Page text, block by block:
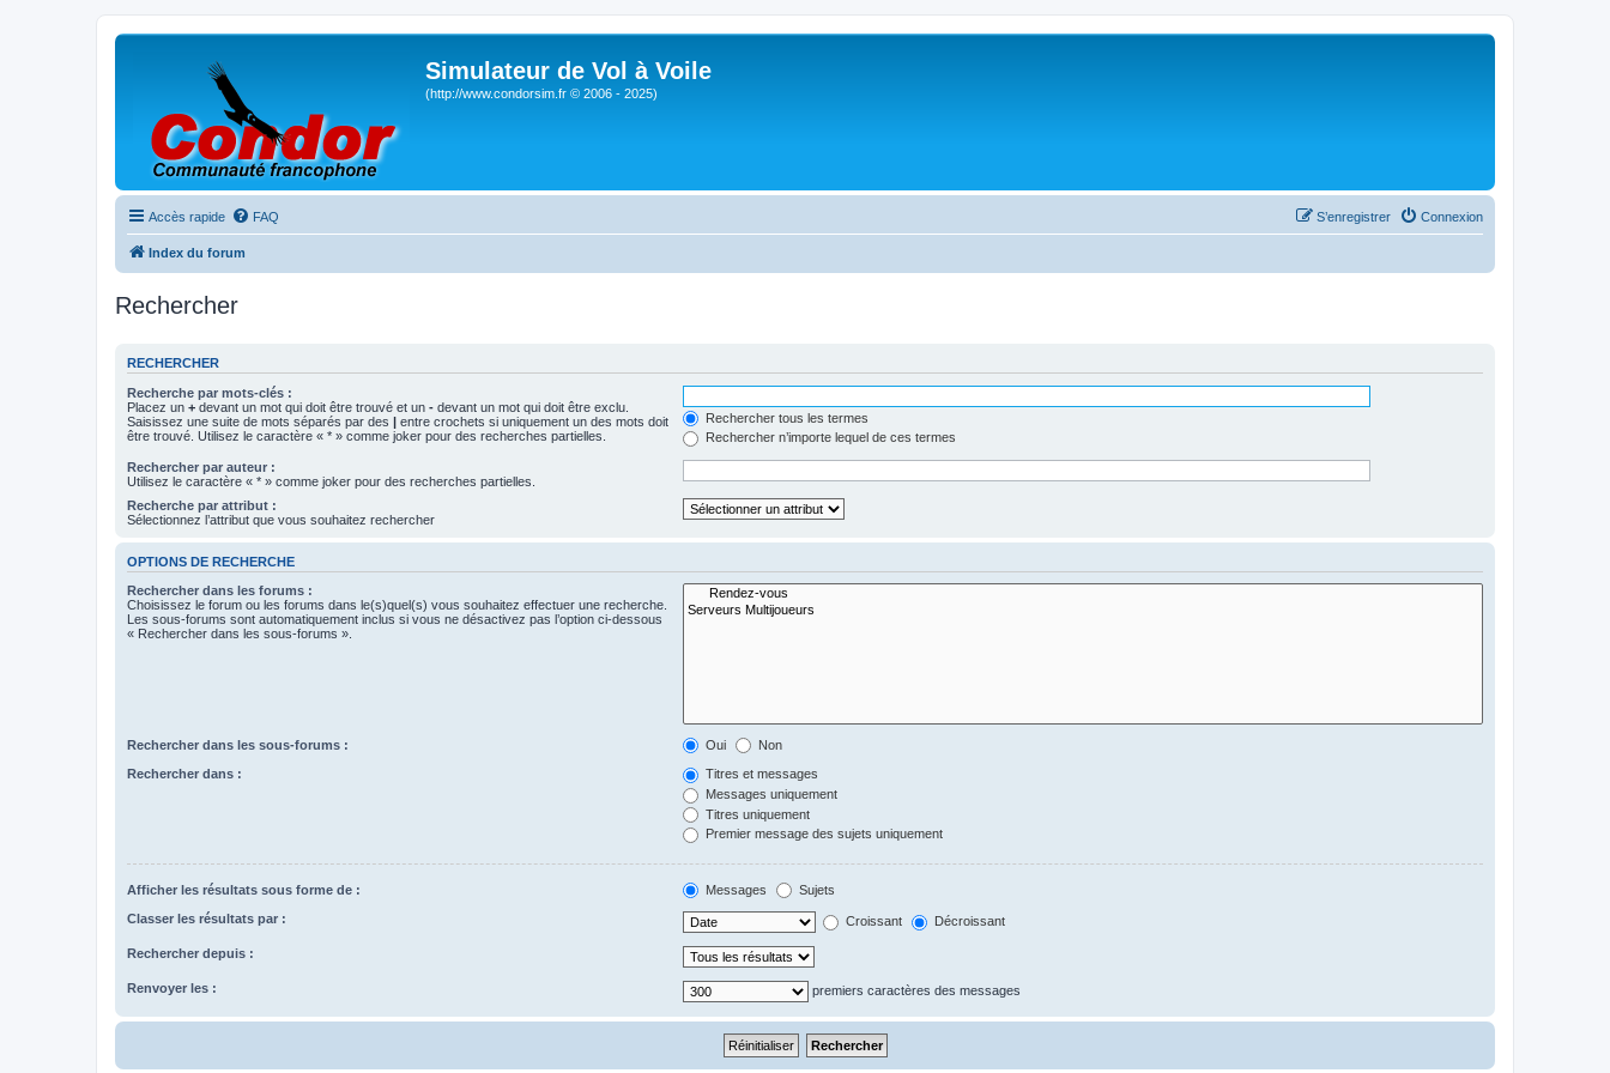
Simulateur de Vol à Voile
(http://www.condorsim.fr © 2006 - 2025)
Accès rapide FAQ Connexion
S’enregistrer
Index du forum
Rechercher
RECHERCHER
Recherche par mots-clés :
Placez un + devant un mot qui doit être trouvé et un - devant un mot qui doit être exclu.
Saisissez une suite de mots séparés par des | entre crochets si uniquement un des mots doit
être trouvé. Utilisez le caractère « * » comme joker pour des recherches partielles.
Rechercher tous les termes
Rechercher n’importe lequel de ces termes
Rechercher par auteur :
Utilisez le caractère « * » comme joker pour des recherches partielles.
Recherche par attribut :
Sélectionnez l’attribut que vous souhaitez rechercher
OPTIONS DE RECHERCHE
Rechercher dans les forums :
Choisissez le forum ou les forums dans le(s)quel(s) vous souhaitez effectuer une recherche.
Les sous-forums sont automatiquement inclus si vous ne désactivez pas l’option ci-dessous
« Rechercher dans les sous-forums ».
Rechercher dans les sous-forums : Oui Non
Rechercher dans :
Titres et messages
Messages uniquement
Titres uniquement
Premier message des sujets uniquement
Afficher les résultats sous forme de : Messages Sujets
Classer les résultats par : Croissant Décroissant
Rechercher depuis :
Renvoyer les : premiers caractères des messages